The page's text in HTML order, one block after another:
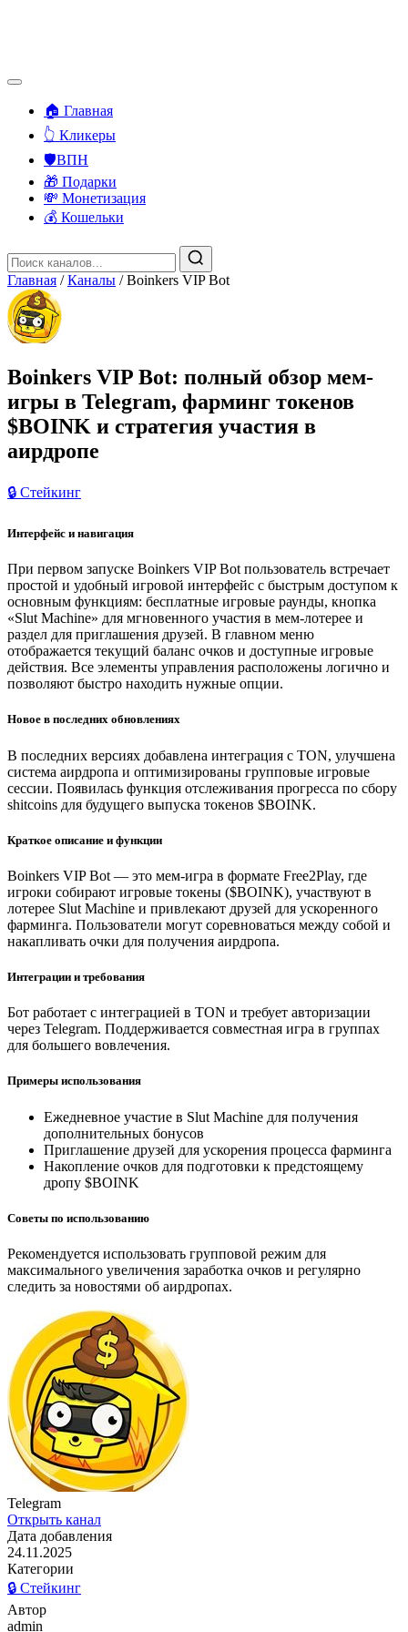
🏠 Главная
👆 Кликеры
🛡️ВПН
🎁 Подарки
💸 Монетизация
💰 Кошельки
Главная / Каналы / Boinkers VIP Bot
Boinkers VIP Bot: полный обзор мем-
игры в Telegram, фарминг токенов
$BOINK и стратегия участия в
аирдропе
🔒 Стейкинг
Интерфейс и навигация
При первом запуске Boinkers VIP Bot пользователь встречает
простой и удобный игровой интерфейс с быстрым доступом к
основным функциям: бесплатные игровые раунды, кнопка
«Slut Machine» для мгновенного участия в мем-лотерее и
раздел для приглашения друзей. В главном меню
отображается текущий баланс очков и доступные игровые
действия. Все элементы управления расположены логично и
позволяют быстро находить нужные опции.
Новое в последних обновлениях
В последних версиях добавлена интеграция с TON, улучшена
система аирдропа и оптимизированы групповые игровые
сессии. Появилась функция отслеживания прогресса по сбору
shitcoins для будущего выпуска токенов $BOINK.
Краткое описание и функции
Boinkers VIP Bot — это мем-игра в формате Free2Play, где
игроки собирают игровые токены ($BOINK), участвуют в
лотерее Slut Machine и привлекают друзей для ускоренного
фарминга. Пользователи могут соревноваться между собой и
накапливать очки для получения аирдропа.
Интеграции и требования
Бот работает с интеграцией в TON и требует авторизации
через Telegram. Поддерживается совместная игра в группах
для большего вовлечения.
Примеры использования
Ежедневное участие в Slut Machine для получения
дополнительных бонусов
Приглашение друзей для ускорения процесса фарминга
Накопление очков для подготовки к предстоящему
дропу $BOINK
Советы по использованию
Рекомендуется использовать групповой режим для
максимального увеличения заработка очков и регулярно
следить за новостями об аирдропах.
Telegram
Открыть канал
Дата добавления
24.11.2025
Категории
🔒 Стейкинг
Автор
admin